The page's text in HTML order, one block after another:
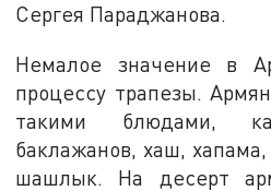
Сергея Параджанова.
Немалое значение в
процессу трапезы.
такими блюдами,
баклажанов, хаш,
шашлык. На десерт